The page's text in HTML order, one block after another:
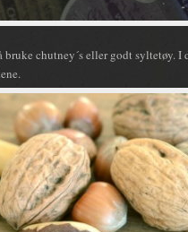
chutney´s eller godt syltetøy. I